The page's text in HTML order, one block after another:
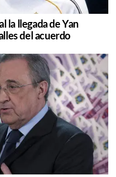
la llegada de Yan
del acuerdo